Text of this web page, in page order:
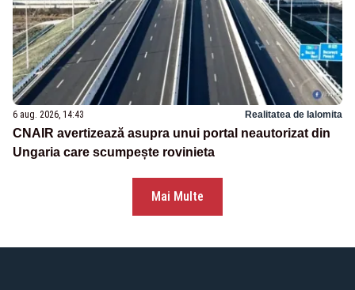
6 aug. 2026, 14:43 Realitatea de Ialomita
CNAIR avertizează asupra unui portal neautorizat din
Ungaria care scumpește rovinieta
Mai Multe